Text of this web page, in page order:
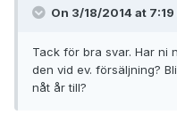
On 3/18/2014 at
Tack för bra svar. Har ni
den vid ev. försäljning?
nåt år till?